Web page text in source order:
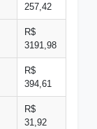
257,42
R$
3191,98
R$
394,61
R$
31,92